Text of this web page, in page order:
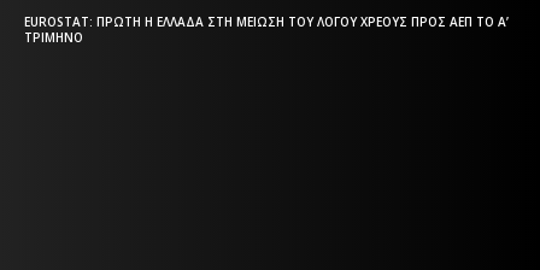
EUROSTAT: ΠΡΏΤΗ Η ΕΛΛΆΔΑ ΣΤΗ ΜΕΊΩΣΗ ΤΟΥ ΛΌΓΟΥ ΧΡΈΟΥΣ ΠΡΟΣ ΑΕΠ ΤΟ Α’
ΤΡΊΜΗΝΟ